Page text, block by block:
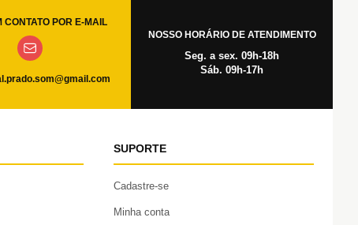
CONTATO POR E-MAIL
NOSSO HORÁRIO DE ATENDIMENTO
Seg. a sex. 09h-18h
Sáb. 09h-17h
SUPORTE
Cadastre-se
Minha conta